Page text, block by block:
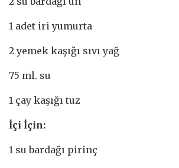
1 adet iri yumurta
2 yemek kaşığı sıvı yağ
75 ml. su
1 çay kaşığı tuz
İçi İçin:
1 su bardağı pirinç